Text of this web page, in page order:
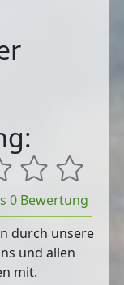
0 Bewertung
durch unsere
und allen
mit.